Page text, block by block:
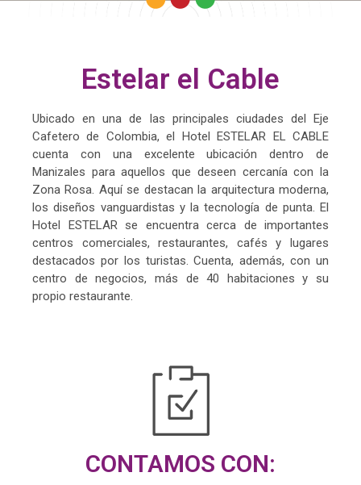
Estelar el Cable
Ubicado en una de las principales ciudades del Eje
Cafetero de Colombia, el Hotel ESTELAR EL CABLE
cuenta con una excelente ubicación dentro de
Manizales para aquellos que deseen cercanía con la
Zona Rosa. Aquí se destacan la arquitectura moderna,
los diseños vanguardistas y la tecnología de punta. El
Hotel ESTELAR se encuentra cerca de importantes
centros comerciales, restaurantes, cafés y lugares
destacados por los turistas. Cuenta, además, con un
centro de negocios, más de 40 habitaciones y su
propio restaurante.
CONTAMOS CON: